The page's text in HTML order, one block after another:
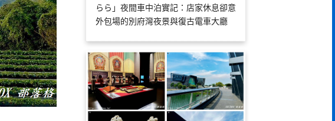
らら」夜間車中泊實記：店家休息卻意
外包場的別府灣夜景與復古電車大廳